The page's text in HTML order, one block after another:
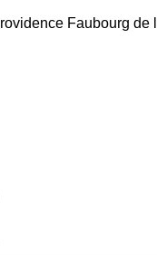
Faubourg de